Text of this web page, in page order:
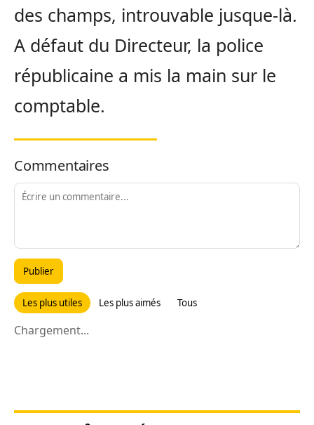
des champs, introuvable jusque-là.
A défaut du Directeur, la police
républicaine a mis la main sur le
comptable.
Commentaires
Publier
Les plus utiles Les plus aimés Tous
Chargement...